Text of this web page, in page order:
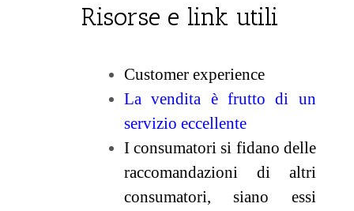
Risorse e link utili
Customer experience
La vendita è frutto di un
servizio eccellente
I consumatori si fidano delle
raccomandazioni di altri
consumatori, siano essi